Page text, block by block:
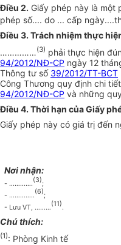
Điều 2. Giấy phép này là một
phép số.... do ... cấp
Điều 3. Trách nhiệm thực
……………(3) phải thực hiện
94/2012/NĐ-CP ngày 12
Thông tư số 39/2012/TT-BCT
Công Thương quy định chi
94/2012/NĐ-CP và những
Điều 4. Thời hạn của Giấy
Giấy phép này có giá trị đến
Nơi nhận:
- ………….(3);
- …………..(6);
- Lưu VT, ………(11).
Chúthích:
(1): Phòng Kinh tế